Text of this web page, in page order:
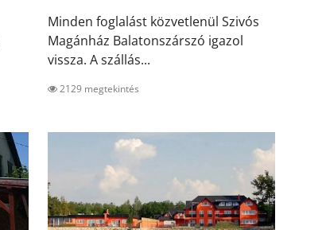
Minden foglalást közvetlenül Szivós
Magánház Balatonszárszó igazol
vissza. A szállás...
2129 megtekintés